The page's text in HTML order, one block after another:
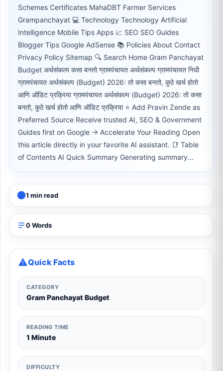
Schemes Certificates MahaDBT Farmer Services
Grampanchayat 💻 Technology Technology Artificial
Intelligence Mobile Tips Apps 📈 SEO SEO Guides
Blogger Tips Google AdSense 📚 Policies About Contact
Privacy Policy Sitemap 🔍 Search Home Gram Panchayat
Budget अर्थसंकल्प कसा बनतो ग्रामपंचायत अर्थसंकल्प ग्रामपंचायत निधी
ग्रामपंचायत अर्थसंकल्प (Budget) 2026: तो कसा बनतो, कुठे खर्च होतो
आणि ऑडिट प्रक्रिया ग्रामपंचायत अर्थसंकल्प (Budget) 2026: तो कसा
बनतो, कुठे खर्च होतो आणि ऑडिट प्रक्रिया ⭐ Add Pravin Zende as
Preferred Source Receive trusted AI, SEO & Government
Guides first on Google → Accelerate Your Reading Open
this article directly in your favorite AI assistant. 📑 Table
of Contents AI Quick Summary Generating summary...
1 min read
0 Words
Quick Facts
CATEGORY
Gram Panchayat Budget
READING TIME
1 Minute
DIFFICULTY